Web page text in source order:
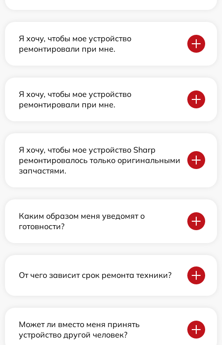
Я хочу, чтобы мое устройство
ремонтировали при мне.
Я хочу, чтобы мое устройство
ремонтировали при мне.
Я хочу, чтобы мое устройство Sharp
ремонтировалось только оригинальными
запчастями.
Каким образом меня уведомят о
готовности?
От чего зависит срок ремонта техники?
Может ли вместо меня принять
устройство другой человек?